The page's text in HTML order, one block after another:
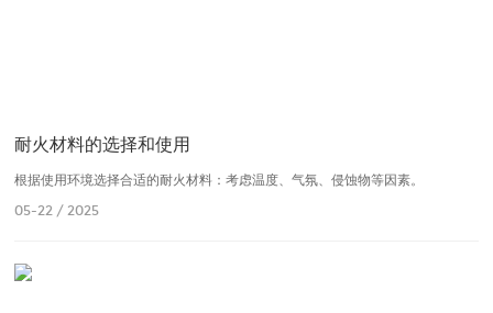
耐火材料的选择和使用
根据使用环境选择合适的耐火材料：考虑温度、气氛、侵蚀物等因素。
05-22 / 2025